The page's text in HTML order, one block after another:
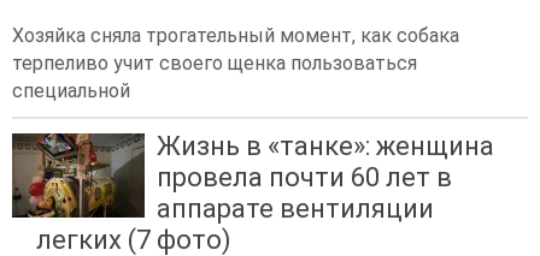
Хозяйка сняла трогательный момент, как собака
терпеливо учит своего щенка пользоваться
специальной
Жизнь в «танке»: женщина
провела почти 60 лет в
аппарате вентиляции
легких (7 фото)